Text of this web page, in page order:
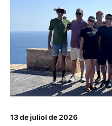
13 de juliol de 2026